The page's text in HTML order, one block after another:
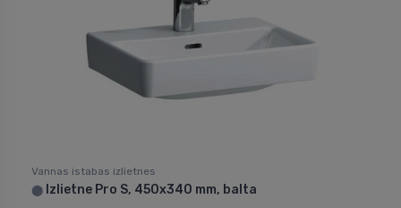
Vannas istabas izlietnes
⬤ Izlietne Pro S, 450x340 mm, balta